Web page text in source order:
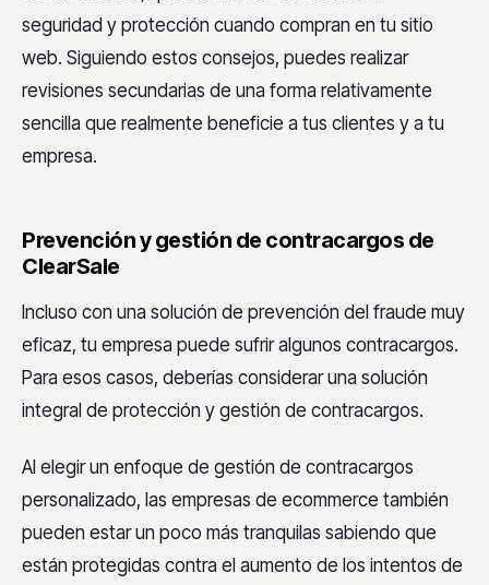
seguridad y protección cuando compran en tu sitio
web. Siguiendo estos consejos, puedes realizar
revisiones secundarias de una forma relativamente
sencilla que realmente beneficie a tus clientes y a tu
empresa.
Prevención y gestión de contracargos de
ClearSale
Incluso con una solución de prevención del fraude muy
eficaz, tu empresa puede sufrir algunos contracargos.
Para esos casos, deberías considerar una solución
integral de protección y gestión de contracargos.
Al elegir un enfoque de gestión de contracargos
personalizado, las empresas de ecommerce también
pueden estar un poco más tranquilas sabiendo que
están protegidas contra el aumento de los intentos de